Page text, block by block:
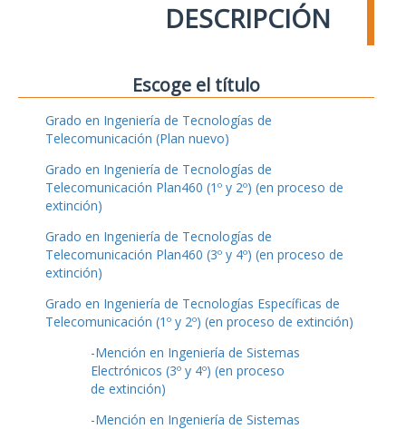
DESCRIPCIÓN
Escoge el título
Grado en Ingeniería de Tecnologías de
Telecomunicación (Plan nuevo)
Grado en Ingeniería de Tecnologías de
Telecomunicación Plan460 (1º y 2º) (en proceso de
extinción)
Grado en Ingeniería de Tecnologías de
Telecomunicación Plan460 (3º y 4º) (en proceso de
extinción)
Grado en Ingeniería de Tecnologías Específicas de
Telecomunicación (1º y 2º) (en proceso de extinción)
-Mención en Ingeniería de Sistemas
Electrónicos (3º y 4º) (en proceso
de extinción)
-Mención en Ingeniería de Sistemas